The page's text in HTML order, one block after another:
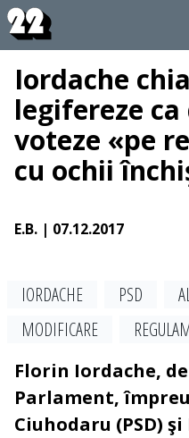
Iordache
legifereze
voteze «pe
cu ochii
E.B. | 07.12.2017
IORDACHE PSD
MODIFICARE
Florin Iordache,
Parlament,
Ciuhodaru (PSD)